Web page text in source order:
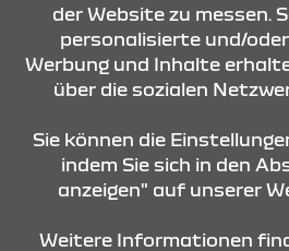
AUTOHAUS
GMBH
78050 Villingen-
Tel: 07721-98880
der Website zu messen.
personalisierte und/
Werbung und Inhalte
über die sozialen
Sie können die
indem Sie sich in den
anzeigen" auf unserer
Weitere Informationen